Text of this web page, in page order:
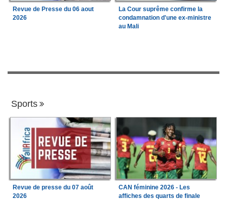
Revue de Presse du 06 aout
2026
La Cour suprême confirme la
condamnation d'une ex-ministre
au Mali
Sports
Revue de presse du 07 août
2026
CAN féminine 2026 - Les
affiches des quarts de finale